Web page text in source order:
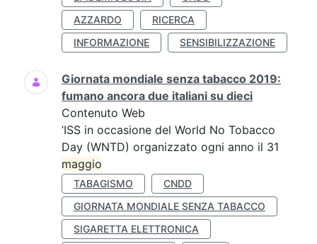
AZZARDO
RICERCA
INFORMAZIONE
SENSIBILIZZAZIONE
Giornata mondiale senza tabacco 2019:
fumano ancora due italiani su dieci
Contenuto Web
’ISS in occasione del World No Tobacco
Day (WNTD) organizzato ogni anno il 31
maggio
TABAGISMO
CNDD
GIORNATA MONDIALE SENZA TABACCO
SIGARETTA ELETTRONICA